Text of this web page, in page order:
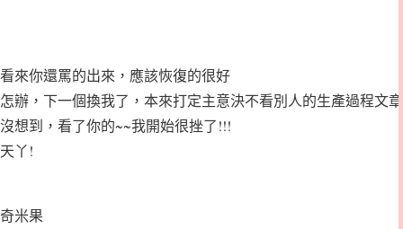
看來你還罵的出來，應該恢復的很好
怎辦，下一個換我了，本來打定主意決不看別人的生產過程文章
沒想到，看了你的~~我開始很挫了!!!
天丫!
奇米果